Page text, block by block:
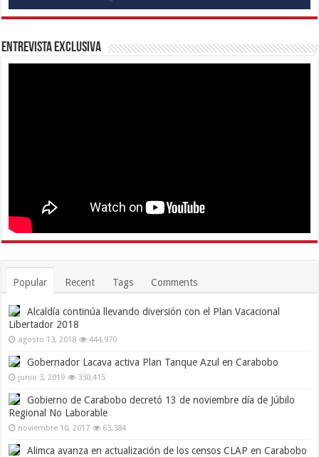
Entrevista Exclusiva
Popular Recent Tags Comments
Alcaldía continúa llevando diversión con el Plan Vacacional
Libertador 2018
agosto 13, 2018 444,970
Gobernador Lacava activa Plan Tanque Azul en Carabobo
junio 3, 2019 330,415
Gobierno de Carabobo decretó 13 de noviembre día de Júbilo
Regional No Laborable
noviembre 10, 2017 63,384
Alimca avanza en actualización de los censos CLAP en Carabobo